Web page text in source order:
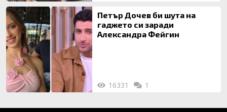
Петър Дочев би шута на
гаджето си заради
Александра Фейгин
16331 1